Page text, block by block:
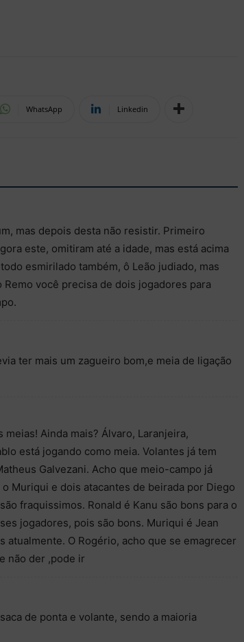
WhatsApp Linkedin
mas depois desta não resistir. Primeiro
este, omitiram até a idade, mas está acima
esmirilado também, ô Leão judiado, mas
você precisa de dois jogadores para
ter mais um zagueiro bom,e meia de ligação
Ainda mais? Álvaro, Laranjeira,
está jogando como meia. Volantes já tem
Galvezani. Acho que meio-campo já
Muriqui e dois atacantes de beirada por Diego
fraquissimos. Ronald é Kanu são bons para o
jogadores, pois são bons. Muriqui é Jean
atualmente. O Rogério, acho que se emagrecer
não der ,pode ir
de ponta e volante, sendo a maioria